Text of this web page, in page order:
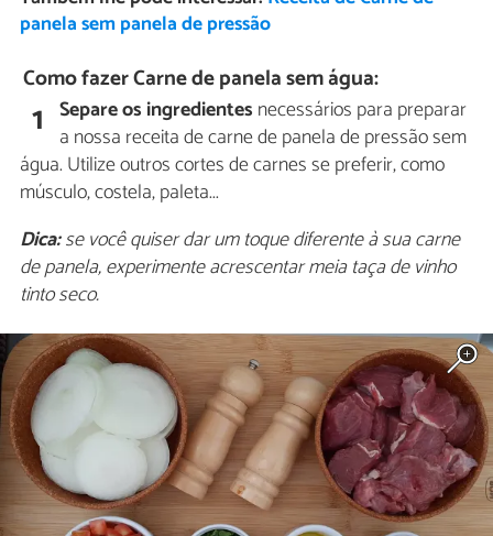
panela sem panela de pressão
Como fazer Carne de panela sem água:
1 Separe os ingredientes necessários para preparar
a nossa receita de carne de panela de pressão sem
água. Utilize outros cortes de carnes se preferir, como
músculo, costela, paleta...
Dica:se você quiser dar um toque diferente à sua carne
de panela, experimente acrescentar meia taça de vinho
tinto seco.